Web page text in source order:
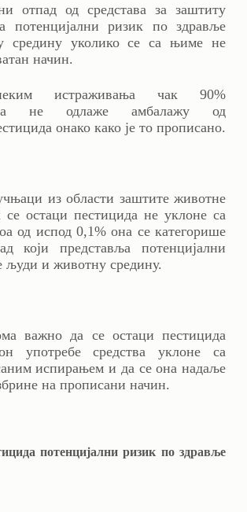
отпад од средстава за заштиту
потенцијални ризик по здравље
средину уколико се са њиме не
начин.
истраживања чак 90%
не одлаже амбалажу од
онако како је то прописано.
из области заштите животне
се остаци пестицида не уклоне са
од испод 0,1% она се категорише
који представља потенцијални
људи и животну средину.
важно да се остаци пестицида
употребе средства уклоне са
испирањем и да се она надаље
на прописани начин.
потенцијални ризик по здравље